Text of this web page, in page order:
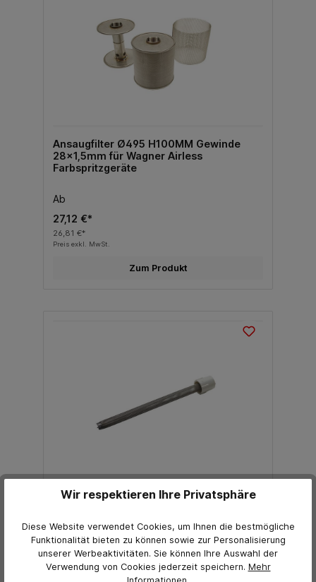
Ansaugfilter Ø495 H100MM Gewinde
28x1,5mm für Wagner Airless
Farbspritzgeräte
Ab
27,12 €*
26,81 €*
Preis exkl. MwSt.
Zum Produkt
Beschichtpunkt Ansaugfilter Rohr Ø16 60
Ab
12,89 €*
Wir respektieren Ihre Privatsphäre
Diese Website verwendet Cookies, um Ihnen die bestmögliche
Funktionalität bieten zu können sowie zur Personalisierung
unserer Werbeaktivitäten. Sie können Ihre Auswahl der
Verwendung von Cookies jederzeit speichern. Mehr